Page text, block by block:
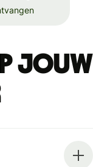
jouw